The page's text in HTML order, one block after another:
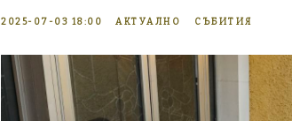
2025-07-03 18:00 АКТУАЛНО СЪБИТИЯ